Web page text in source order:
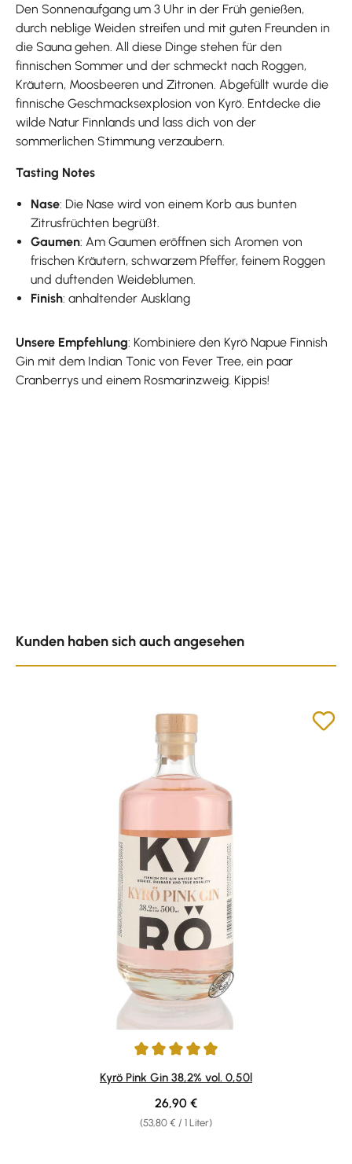
Den Sonnenaufgang um 3 Uhr in der Früh genießen,
durch neblige Weiden streifen und mit guten Freunden in
die Sauna gehen. All diese Dinge stehen für den
finnischen Sommer und der schmeckt nach Roggen,
Kräutern, Moosbeeren und Zitronen. Abgefüllt wurde die
finnische Geschmacksexplosion von Kyrö. Entdecke die
wilde Natur Finnlands und lass dich von der
sommerlichen Stimmung verzaubern.
Tasting Notes
Nase: Die Nase wird von einem Korb aus bunten
Zitrusfrüchten begrüßt.
Gaumen: Am Gaumen eröffnen sich Aromen von
frischen Kräutern, schwarzem Pfeffer, feinem Roggen
und duftenden Weideblumen.
Finish: anhaltender Ausklang
Unsere Empfehlung: Kombiniere den Kyrö Napue Finnish
Gin mit dem Indian Tonic von Fever Tree, ein paar
Cranberrys und einem Rosmarinzweig. Kippis!
Kunden haben sich auch angesehen
Durchschnittliche Bewertung von 5 von 5 Sternen
Kyrö Pink Gin 38,2% vol. 0,50l
(53,80 € / 1 Liter)
Regulärer Preis:
26,90 €